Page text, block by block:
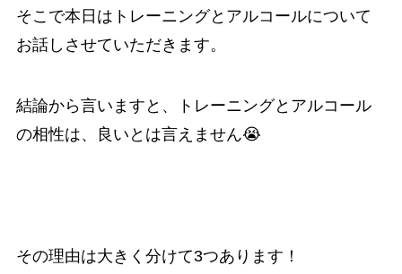
そこで本日はトレーニングとアルコールについて
お話しさせていただきます。
結論から言いますと、トレーニングとアルコール
の相性は、良いとは言えません😭
その理由は大きく分けて3つあります！